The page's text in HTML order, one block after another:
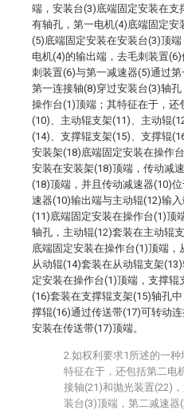
端，安装台(3)底端固定安装在
有轴孔，第一电机(4)底端固定
(5)底端固定安装在安装台(3)顶
电机(4)的输出端，去毛刺装置
刺装置(6)与第一减速器(5)通过
第一连接轴(8)穿过安装台(3)轴
操作台(1)顶端；其特征在于，还
(10)、主动辊支架(11)、主动辊
(14)、支撑辊支架(15)、支撑辊
安装架(18)底端固定安装在操作
安装在安装架(18)顶端，传动减
(18)顶端，并且传动减速器(10)
速器(10)输出端与主动辊(12)输
(11)底端固定安装在操作台(1)顶
轴孔，主动辊(12)套装在主动辊
底端固定安装在操作台(1)顶端，
从动辊(14)套装在从动辊支架
定安装在操作台(1)顶端，支撑
(16)套装在支撑辊支架(15)轴孔
撑辊(16)通过传送带(17)可转动
安装在传送带(17)顶端。
2.如权利要求1所述的一
特征在于，还包括第二电
接轴(21)和抛光装置(22)
装台(3)顶端，第二减速